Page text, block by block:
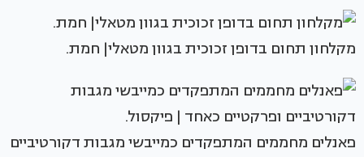
מקלחון תחום בדופן זכוכית בגוון מטאלי| חמת.
פאנלים מחממים המתפקדים כמייבשי מגבות דקורטיביים